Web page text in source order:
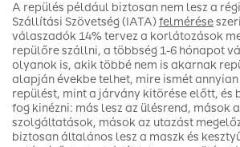
A repülés például biztosan nem lesz a
Szállítási Szövetség (IATA)felmérése
válaszadók 14% tervez a korlátozások
repülőre szállni, a többség 1-6 hónapot
olyanok is, akik többé nem is akarnak
alapján évekbe telhet, mire ismét
repülést, mint a járvány kitörése előtt, és
fog kinézni: más lesz az ülésrend, mások
szolgáltatások, mások az utazást
biztosan általános lesz a maszk és